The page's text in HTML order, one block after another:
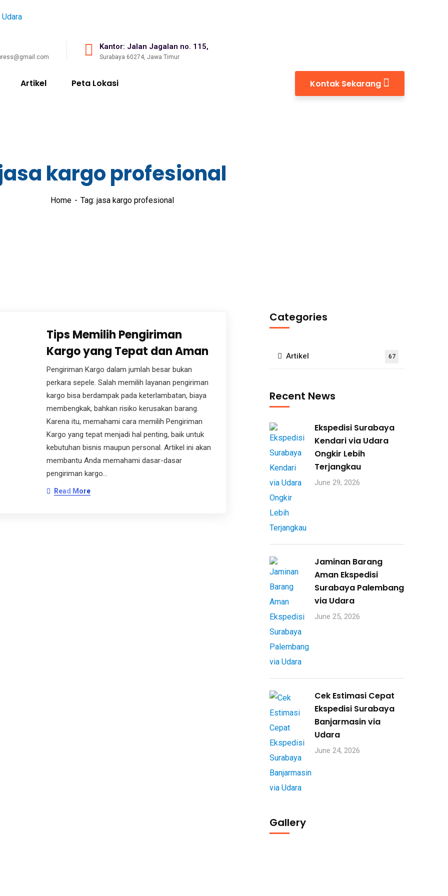
Kantor: Jalan Jagalan no. 115,
Surabaya 60274, Jawa Timur
Artikel Peta Lokasi Kontak Sekarang
kargo profesional
Home Tag: jasa kargo profesional
Tips Memilih Pengiriman
Kargo yang Tepat dan Aman
Pengiriman Kargo dalam jumlah besar bukan
perkara sepele. Salah memilih layanan pengiriman
kargo bisa berdampak pada keterlambatan, biaya
membengkak, bahkan risiko kerusakan barang.
Karena itu, memahami cara memilih Pengiriman
Kargo yang tepat menjadi hal penting, baik untuk
kebutuhan bisnis maupun personal. Artikel ini akan
membantu Anda memahami dasar-dasar
pengiriman kargo…
Read More
Categories
Artikel 67
Recent News
Ekspedisi Surabaya
Kendari via Udara
Ongkir Lebih
Terjangkau
June 29, 2026
Jaminan Barang
Aman Ekspedisi
Surabaya Palembang
via Udara
June 25, 2026
Cek Estimasi Cepat
Ekspedisi Surabaya
Banjarmasin via
Udara
June 24, 2026
Gallery